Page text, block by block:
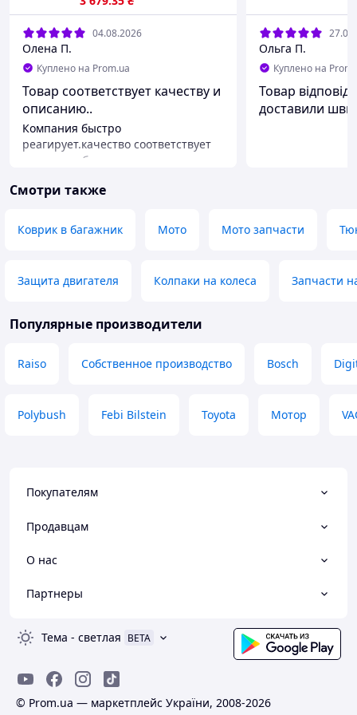
04.08.2026
Олена П.
Куплено на Prom.ua
Товар соответствует качеству и
описанию..
Компания быстро
реагирует.качество соответствует
описанию.быстрая доставка.
Ольга П.
Куплено на
Товар
доставили
Смотри также
Коврик в багажник Мото Мото запчасти
Защита двигателя Колпаки на колеса Запчасти
Популярные производители
Raiso Собственное производство Bosch
Polybush Febi Bilstein Toyota Мотор
Покупателям
Продавцам
О нас
Партнеры
Тема - светлая BETA
© Prom.ua — маркетплейс України, 2008-2026